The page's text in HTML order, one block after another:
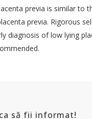
previa is similar
previa. Rigorous
diagnosis of low lying
să fii informat!